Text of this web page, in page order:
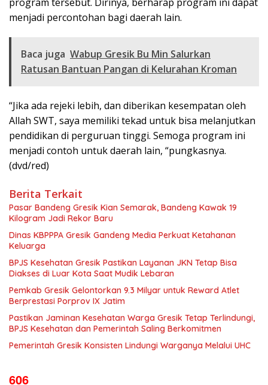
menjadi percontohan bagi daerah lain.
Baca juga Wabup Gresik Bu Min Salurkan
Ratusan Bantuan Pangan di Kelurahan Kroman
“Jika ada rejeki lebih, dan diberikan kesempatan oleh
Allah SWT, saya memiliki tekad untuk bisa melanjutkan
pendidikan di perguruan tinggi. Semoga program ini
menjadi contoh untuk daerah lain, “pungkasnya.
(dvd/red)
Berita Terkait
Pasar Bandeng Gresik Kian Semarak, Bandeng Kawak 19
Kilogram Jadi Rekor Baru
Dinas KBPPPA Gresik Gandeng Media Perkuat Ketahanan
Keluarga
BPJS Kesehatan Gresik Pastikan Layanan JKN Tetap Bisa
Diakses di Luar Kota Saat Mudik Lebaran
Pemkab Gresik Gelontorkan 9.3 Milyar untuk Reward Atlet
Berprestasi Porprov IX Jatim
Pastikan Jaminan Kesehatan Warga Gresik Tetap Terlindungi,
BPJS Kesehatan dan Pemerintah Saling Berkomitmen
Pemerintah Gresik Konsisten Lindungi Warganya Melalui UHC
606